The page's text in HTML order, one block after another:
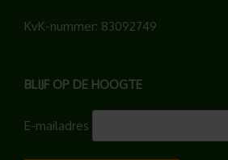
KvK-nummer: 83092749
BLIJF OP DE HOOGTE
E-mailadres